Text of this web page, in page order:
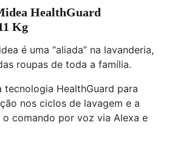
HealthGuard
Kg
é uma “aliada” na lavanderia,
roupas de toda a família.
tecnologia HealthGuard para
nos ciclos de lavagem e a
comando por voz via Alexa e